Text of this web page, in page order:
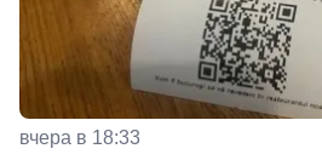
вчера в 18:33